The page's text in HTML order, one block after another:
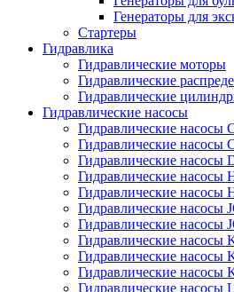
Генераторы для
Стартеры
Гидравлика
Гидравлические моторы
Гидравлические
Гидравлические
Гидравлические насосы
Гидравлические насосы
Гидравлические насосы
Гидравлические насосы
Гидравлические насосы
Гидравлические
Гидравлические насосы
Гидравлические насосы
Гидравлические насосы
Гидравлические насосы
Гидравлические насосы
Гидравлические насосы